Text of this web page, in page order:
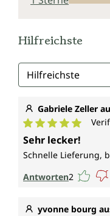
Hilfreichste
Gabriele Zeller
Durchschnittliche
Sehr lecker!
Schnelle Lieferung,
Antworten2
yvonne bourg